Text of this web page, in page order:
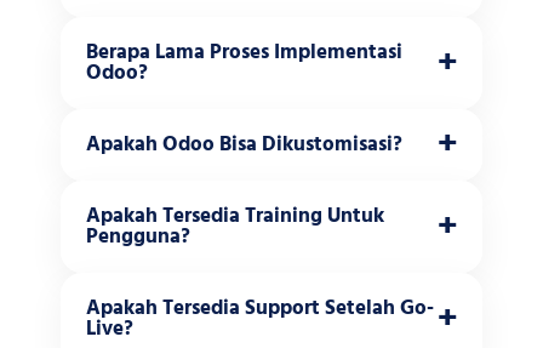
bisnis seperti manufaktur, distributor, retail,
cabang.
Berapa Lama Proses Implementasi
Odoo? +
bisnis dan jumlah modul yang digunakan. Rata-
bulan.
Apakah Odoo Bisa Dikustomisasi? +
sesuai workflow perusahaan, termasuk fitur
integrasi API.
Apakah Tersedia Training Untuk
Pengguna? +
hingga technical/developer training agar tim
Apakah Tersedia Support Setelah Go-
Live? +